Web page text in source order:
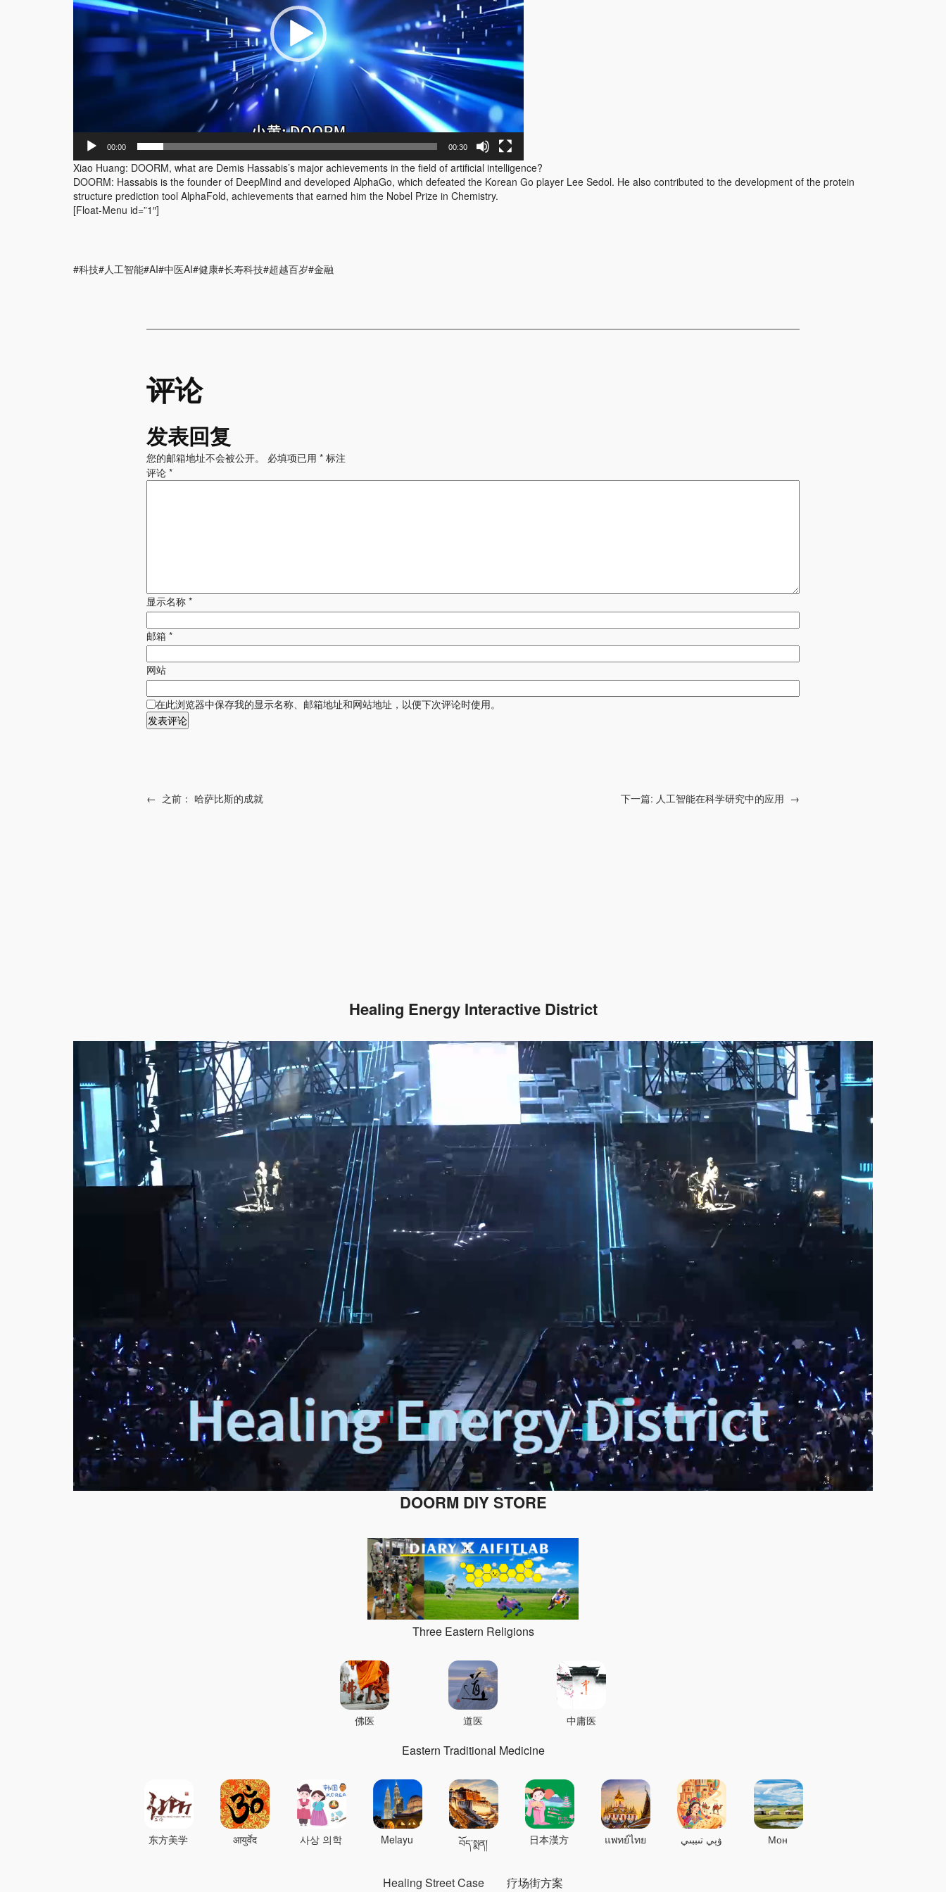
00:00 00:30
Xiao Huang: DOORM, what are Demis Hassabis’s major achievements in the field of artificial intelligence?
DOORM: Hassabis is the founder of DeepMind and developed AlphaGo, which defeated the Korean Go player Lee Sedol. He also contributed to the development of the protein
structure prediction tool AlphaFold, achievements that earned him the Nobel Prize in Chemistry.
[Float-Menu id=”1″]
#科技#人工智能#AI#中医AI#健康#长寿科技#超越百岁#金融
评论
发表回复
您的邮箱地址不会被公开。 必填项已用 * 标注
评论 *
显示名称 *
邮箱 *
网站
在此浏览器中保存我的显示名称、邮箱地址和网站地址，以便下次评论时使用。
← 之前： 哈萨比斯的成就 下一篇: 人工智能在科学研究中的应用 →
Healing Energy Interactive District
DOORM DIY STORE
Three Eastern Religions
佛医 道医 中庸医
Eastern Traditional Medicine
东方美学 आयुर्वेद 사상 의학 Melayu བོད་སྨན། 日本漢方 แพทย์ไทย ۋېي تىببىي Мон
Healing Street Case 疗场街方案